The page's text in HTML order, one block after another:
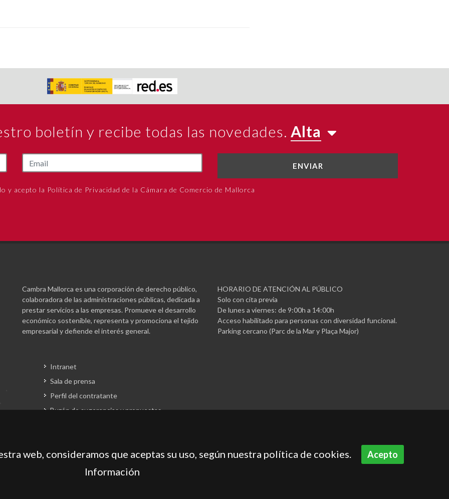
boletín y recibe todas las novedades. Alta
ENVIAR
y acepto la Política de Privacidad de la Cámara de Comercio de Mallorca
Cambra Mallorca es una corporación de derecho público,
colaboradora de las administraciones públicas, dedicada a
prestar servicios a las empresas. Promueve el desarrollo
económico sostenible, representa y promociona el tejido
empresarial y defiende el interés general.
Intranet
Sala de prensa
Perfil del contratante
Buzón de sugerencias y propuestas
HORARIO DE ATENCIÓN AL PÚBLICO
Solo con cita previa
De lunes a viernes: de 9:00h a 14:00h
Acceso habilitado para personas con diversidad funcional.
Parking cercano (Parc de la Mar y Plaça Major)
web, consideramos que aceptas su uso, según nuestra política de cookies. Acepto
Información